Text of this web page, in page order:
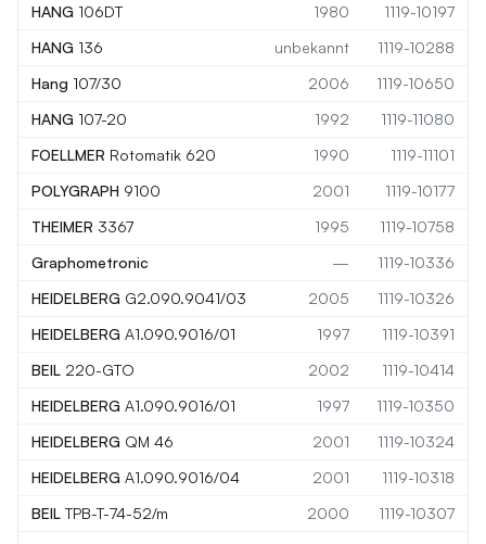
HANG 106DT 1980
1119-10197
HANG 136 unbekannt
1119-10288
Hang 107/30 2006
1119-10650
HANG 107-20 1992
1119-11080
FOELLMER Rotomatik 620 1990
1119-11101
POLYGRAPH 9100 2001
1119-10177
THEIMER 3367 1995
1119-10758
Graphometronic
—
1119-10336
HEIDELBERG G2.090.9041/03 2005
1119-10326
HEIDELBERG A1.090.9016/01 1997
1119-10391
BEIL 220-GTO 2002
1119-10414
HEIDELBERG A1.090.9016/01 1997
1119-10350
HEIDELBERG QM 46 2001
1119-10324
HEIDELBERG A1.090.9016/04 2001
1119-10318
BEIL TPB-T-74-52/m 2000
1119-10307